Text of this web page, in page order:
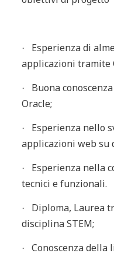
·
Esperienza di
applicazioni tramite
·
Buona
Oracle;
·
Esperienza nello
applicazioni web su
·
Esperienza nella
tecnici e funzionali.
·
Diploma, Laurea
disciplina STEM;
· Conoscenza della